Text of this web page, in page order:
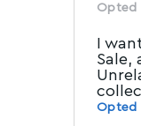
Opted
I
Sale,
Opted
το
μάθετε πρώτοι